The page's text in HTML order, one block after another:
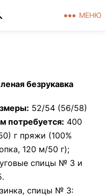
МЕНЮ
безрукавка
52/54 (56/58)
потребуется: 400
г пряжи (100%
120 м/50 г);
спицы № 3 и
спицы № 3: